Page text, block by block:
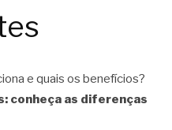
e quais os benefícios?
conheça as diferenças